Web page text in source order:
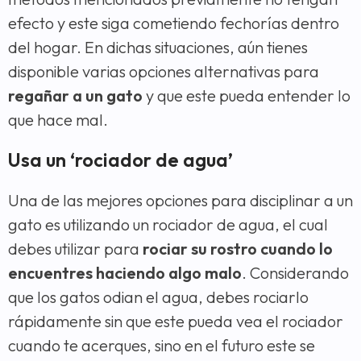
efecto y este siga cometiendo fechorías dentro
del hogar. En dichas situaciones, aún tienes
disponible varias opciones alternativas para
regañar a un gato y que este pueda entender lo
que hace mal.
Usa un ‘rociador de agua’
Una de las mejores opciones para disciplinar a un
gato es utilizando un rociador de agua, el cual
debes utilizar para rociar su rostro cuando lo
encuentres haciendo algo malo. Considerando
que los gatos odian el agua, debes rociarlo
rápidamente sin que este pueda vea el rociador
cuando te acerques, sino en el futuro este se